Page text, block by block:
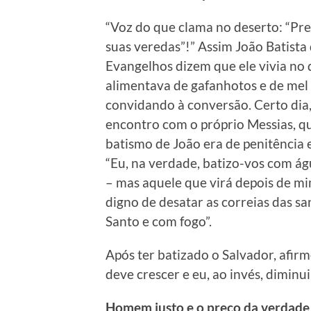
“Voz do que clama no deserto:
suas veredas”!” Assim João
Evangelhos dizem que ele vivia no
alimentava de gafanhotos e de
convidando à conversão. Certo
encontro com o próprio Messias,
batismo de João era de
“Eu, na verdade, batizo-vos com
– mas aquele que virá depois de
digno de desatar as correias das
Santo e com fogo”.
Após ter batizado o Salvador,
deve crescer e eu, ao invés,
Homem justo e o preço da verdade